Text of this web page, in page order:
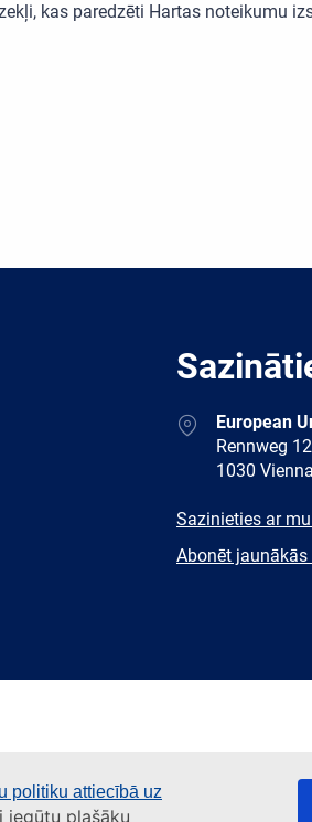
politiku attiecībā uz
iegūtu plašāku
kas paredzēti Hartas noteikumu
AddressEuropean
Rennweg 12
1030
E-
Sazinieties ar
Newsletter
Abonēt